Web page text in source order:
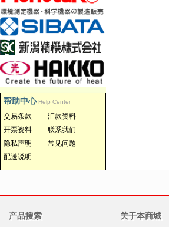
帮助中心 Help Center
交易条款
汇款资料
开票资料
联系我们
隐私声明
常见问题
配送说明
产品搜索 关于本商城